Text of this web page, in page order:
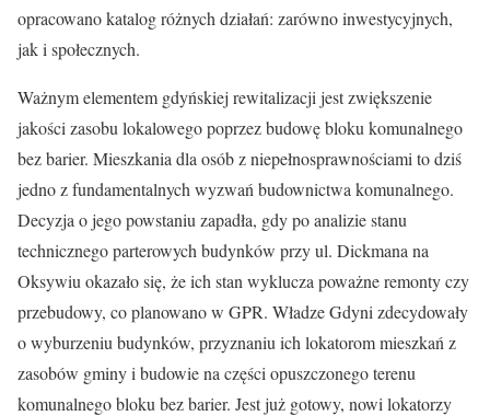
opracowano katalog różnych działań: zarówno inwestycyjnych,
jak i społecznych.
Ważnym elementem gdyńskiej rewitalizacji jest zwiększenie
jakości zasobu lokalowego poprzez budowę bloku komunalnego
bez barier. Mieszkania dla osób z niepełnosprawnościami to dziś
jedno z fundamentalnych wyzwań budownictwa komunalnego.
Decyzja o jego powstaniu zapadła, gdy po analizie stanu
technicznego parterowych budynków przy ul. Dickmana na
Oksywiu okazało się, że ich stan wyklucza poważne remonty czy
przebudowy, co planowano w GPR. Władze Gdyni zdecydowały
o wyburzeniu budynków, przyznaniu ich lokatorom mieszkań z
zasobów gminy i budowie na części opuszczonego terenu
komunalnego bloku bez barier. Jest już gotowy, nowi lokatorzy